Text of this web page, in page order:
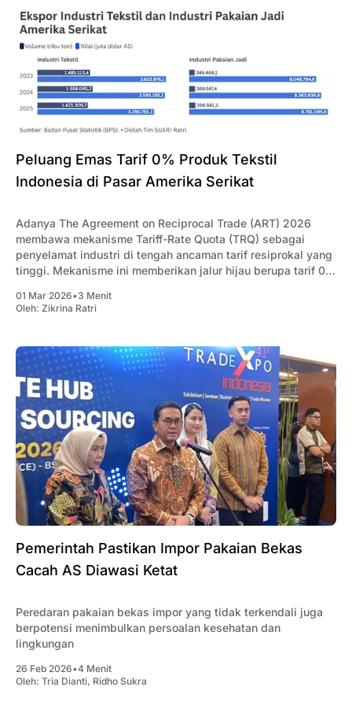
Peluang Emas Tarif 0% Produk Tekstil
Indonesia di Pasar Amerika Serikat
Adanya The Agreement on Reciprocal Trade (ART) 2026
membawa mekanisme Tariff-Rate Quota (TRQ) sebagai
penyelamat industri di tengah ancaman tarif resiprokal yang
tinggi. Mekanisme ini memberikan jalur hijau berupa tarif 0%
Indonesia.
01 Mar 2026•3 Menit
Oleh: Zikrina Ratri
Pemerintah Pastikan Impor Pakaian Bekas
Cacah AS Diawasi Ketat
Peredaran pakaian bekas impor yang tidak terkendali juga
berpotensi menimbulkan persoalan kesehatan dan
lingkungan
26 Feb 2026•4 Menit
Oleh: Tria Dianti, Ridho Sukra